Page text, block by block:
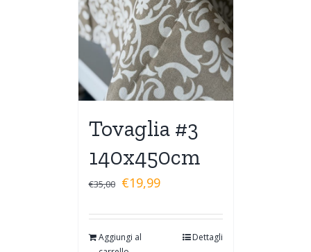
Tovaglia #3
140x450cm
€35,00 €19,99
Aggiungi al
Dettagli